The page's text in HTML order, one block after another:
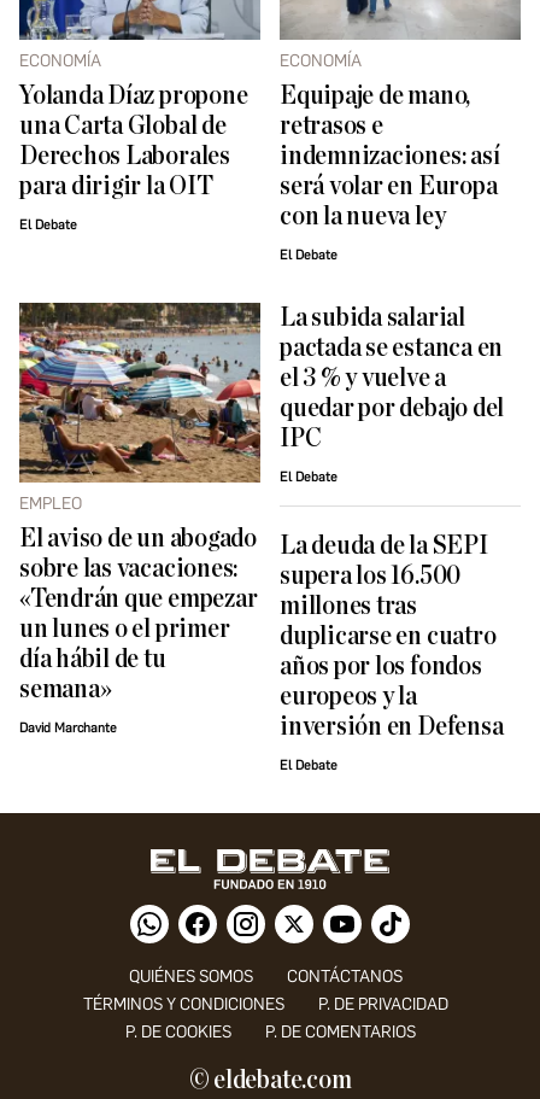
ECONOMÍA
Yolanda Díaz propone
una Carta Global de
Derechos Laborales
para dirigir la OIT
El Debate
ECONOMÍA
Equipaje de mano,
retrasos e
indemnizaciones: así
será volar en Europa
con la nueva ley
El Debate
EMPLEO
El aviso de un abogado
sobre las vacaciones:
«Tendrán que empezar
un lunes o el primer
día hábil de tu
semana»
David Marchante
La subida salarial
pactada se estanca en
el 3 % y vuelve a
quedar por debajo del
IPC
El Debate
La deuda de la SEPI
supera los 16.500
millones tras
duplicarse en cuatro
años por los fondos
europeos y la
inversión en Defensa
El Debate
QUIÉNES SOMOS
CONTÁCTANOS
TÉRMINOS Y CONDICIONES
P. DE PRIVACIDAD
P. DE COOKIES
P. DE COMENTARIOS
© eldebate.com